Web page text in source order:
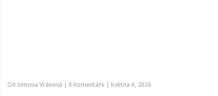
Od Simona Vránová | 0 Komentáře | května 6, 2026